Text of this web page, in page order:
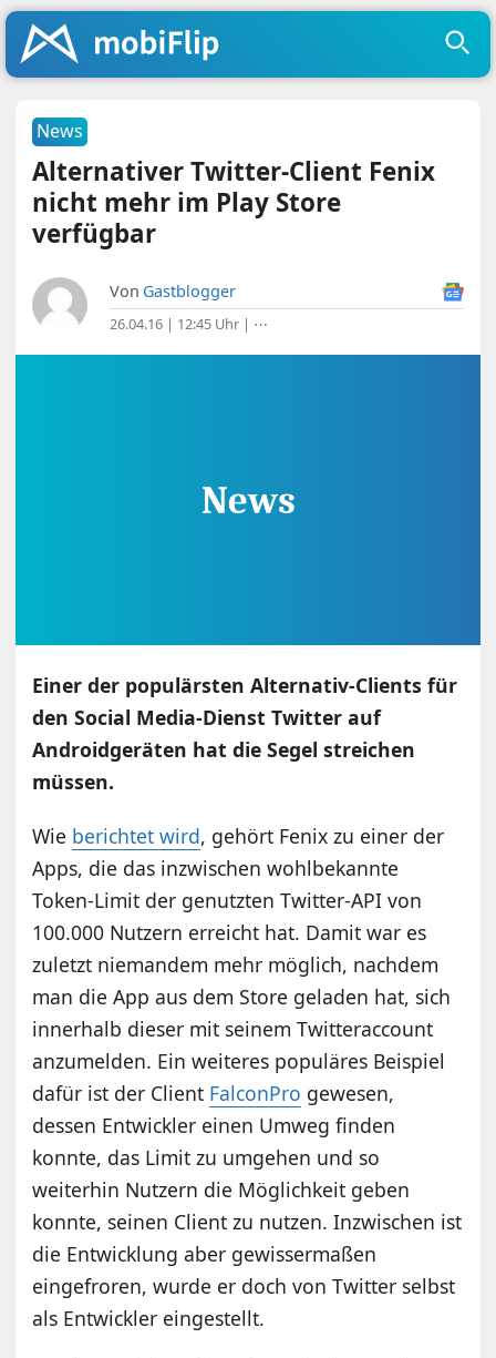
News
Alternativer Twitter-Client Fenix
nicht mehr im Play Store
verfügbar
Von Gastblogger
26.04.16 | 12:45 Uhr | ⋯
Einer der populärsten Alternativ-Clients für
den Social Media-Dienst Twitter auf
Androidgeräten hat die Segel streichen
müssen.
Wie berichtet wird, gehört Fenix zu einer der
Apps, die das inzwischen wohlbekannte
Token-Limit der genutzten Twitter-API von
100.000 Nutzern erreicht hat. Damit war es
zuletzt niemandem mehr möglich, nachdem
man die App aus dem Store geladen hat, sich
innerhalb dieser mit seinem Twitteraccount
anzumelden. Ein weiteres populäres Beispiel
dafür ist der Client FalconPro gewesen,
dessen Entwickler einen Umweg finden
konnte, das Limit zu umgehen und so
weiterhin Nutzern die Möglichkeit geben
konnte, seinen Client zu nutzen. Inzwischen ist
die Entwicklung aber gewissermaßen
eingefroren, wurde er doch von Twitter selbst
als Entwickler eingestellt.